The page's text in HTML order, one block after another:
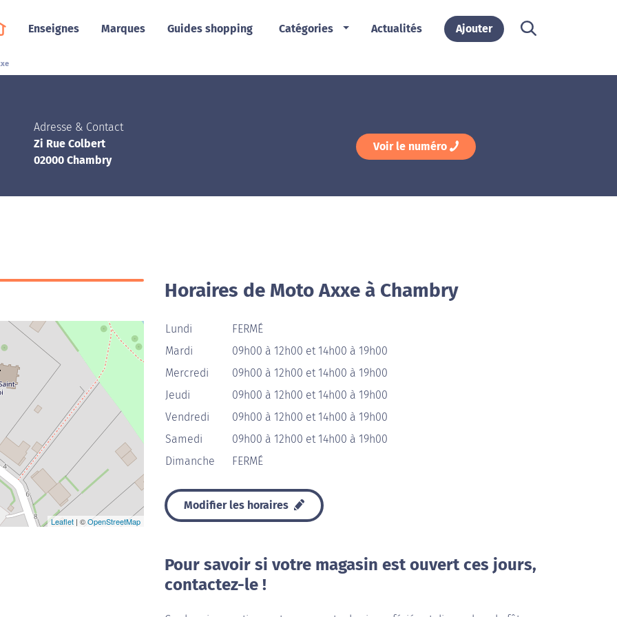
Enseignes Marques Guides shopping Catégories Actualités Ajouter
Adresse & Contact
Zi Rue Colbert
02000 Chambry
Voir le numéro
Leaflet | ©OpenStreetMap
Horaires de Moto Axxe à Chambry
Lundi
FERMÉ
Mardi
09h00 à 12h00 et 14h00 à 19h00
Mercredi
09h00 à 12h00 et 14h00 à 19h00
Jeudi
09h00 à 12h00 et 14h00 à 19h00
Vendredi
09h00 à 12h00 et 14h00 à 19h00
Samedi
09h00 à 12h00 et 14h00 à 19h00
Dimanche
FERMÉ
Modifier les horaires
Pour savoir si votre magasin est ouvert ces jours,
contactez-le !